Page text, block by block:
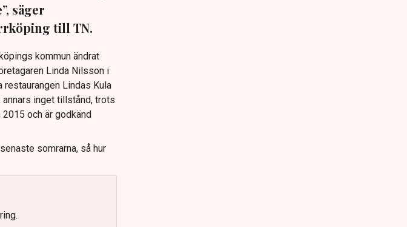
säger
till TN.
kommun ändrat
Linda Nilsson i
Lindas Kula
inget tillstånd, trots
och är godkänd
somrarna, så hur